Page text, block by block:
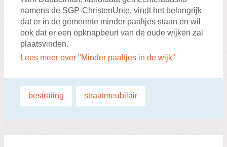
namens de SGP-ChristenUnie, vindt het belangrijk
dat er in de gemeente minder paaltjes staan en wil
ook dat er een opknapbeurt van de oude wijken zal
plaatsvinden.
Lees meer over "Minder paaltjes in de wijk"
Labels:
bestrating straatmeubilair